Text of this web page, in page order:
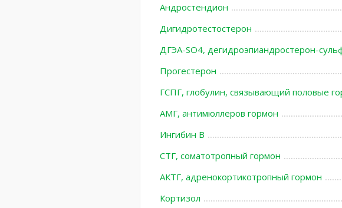
Андростендион
Дигидротестостерон
ДГЭА-SO4, дегидроэпиандростерон-
Прогестерон
ГСПГ, глобулин, связывающий половые
АМГ, антимюллеров гормон
Ингибин В
СТГ, соматотропный гормон
АКТГ, адренокортикотропный гормон
Кортизол